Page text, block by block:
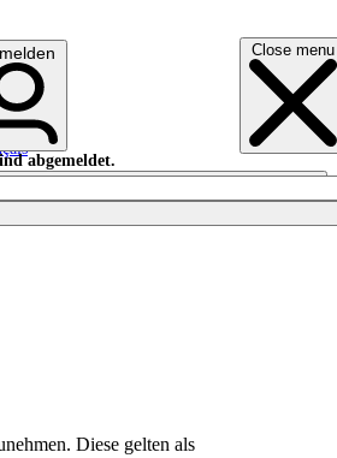
Close menu
abgemeldet.
Anmelden
aus
Diese gelten als